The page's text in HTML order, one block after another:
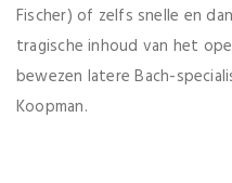
Fischer) of zelfs snelle en
tragische inhoud van het
bewezen latere Bach-
Koopman.